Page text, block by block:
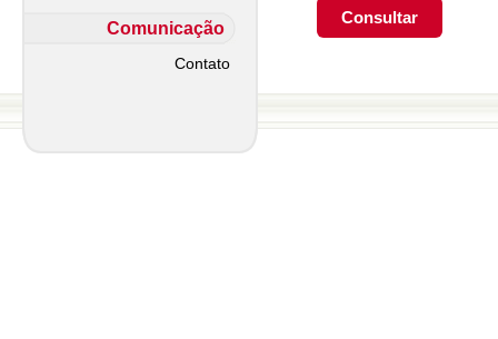
Comunicação
Contato